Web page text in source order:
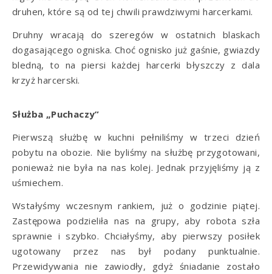
druhen, które są od tej chwili prawdziwymi harcerkami.
Druhny wracają do szeregów w ostatnich blaskach
dogasającego ogniska. Choć ognisko już gaśnie, gwiazdy
bledną, to na piersi każdej harcerki błyszczy z dala
krzyż harcerski.
Służba „Puchaczy”
Pierwszą służbę w kuchni pełniliśmy w trzeci dzień
pobytu na obozie. Nie byliśmy na służbę przygotowani,
ponieważ nie była na nas kolej. Jednak przyjęliśmy ją z
uśmiechem.
Wstałyśmy wczesnym rankiem, już o godzinie piątej.
Zastępowa podzieliła nas na grupy, aby robota szła
sprawnie i szybko. Chciałyśmy, aby pierwszy posiłek
ugotowany przez nas był podany punktualnie.
Przewidywania nie zawiodły, gdyż śniadanie zostało